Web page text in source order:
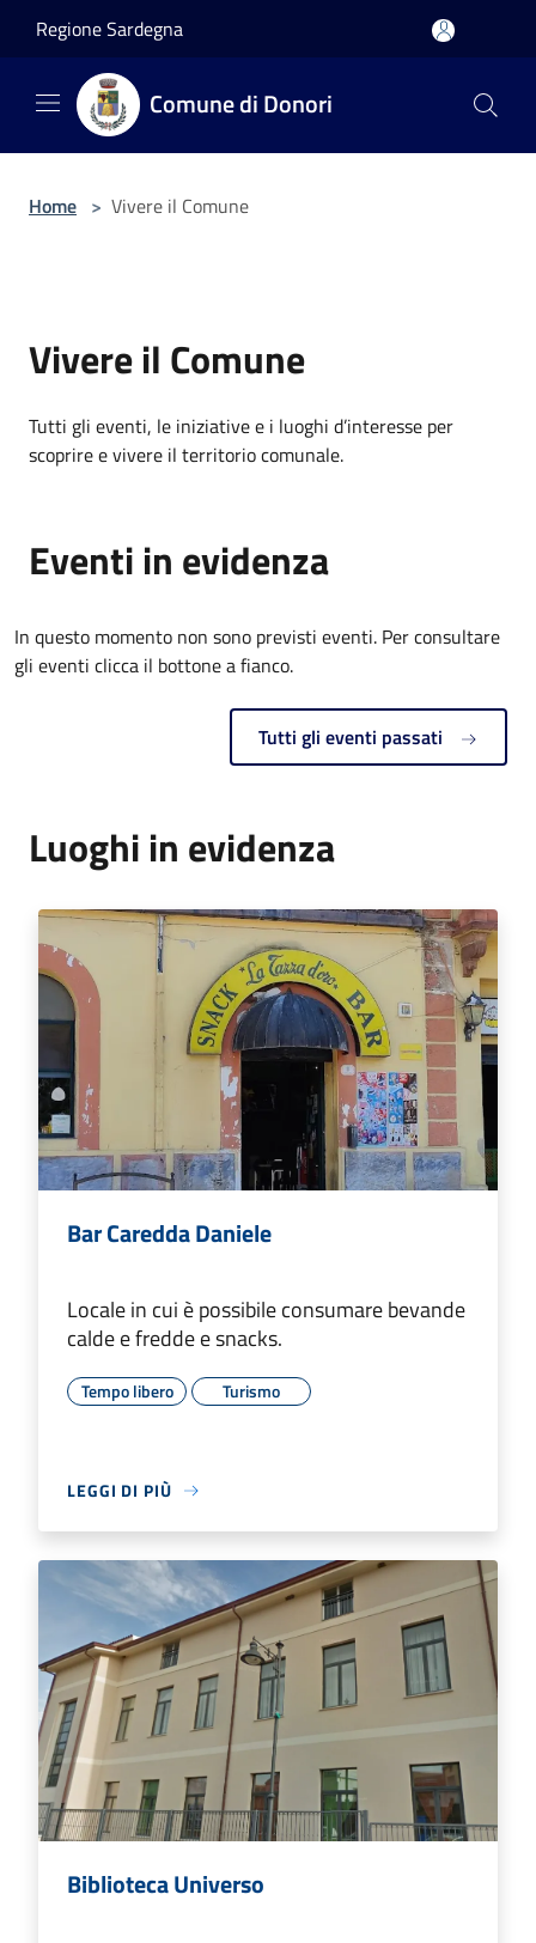
Regione Sardegna
Comune di Donori
Home > Vivere il Comune
Vivere il Comune
Tutti gli eventi, le iniziative e i luoghi d’interesse per
scoprire e vivere il territorio comunale.
Eventi in evidenza
In questo momento non sono previsti eventi. Per consultare
gli eventi clicca il bottone a fianco.
Tutti gli eventi passati
Luoghi in evidenza
Bar Caredda Daniele
Locale in cui è possibile consumare bevande
calde e fredde e snacks.
Tempo libero Turismo
LEGGI DI PIÙ
Biblioteca Universo